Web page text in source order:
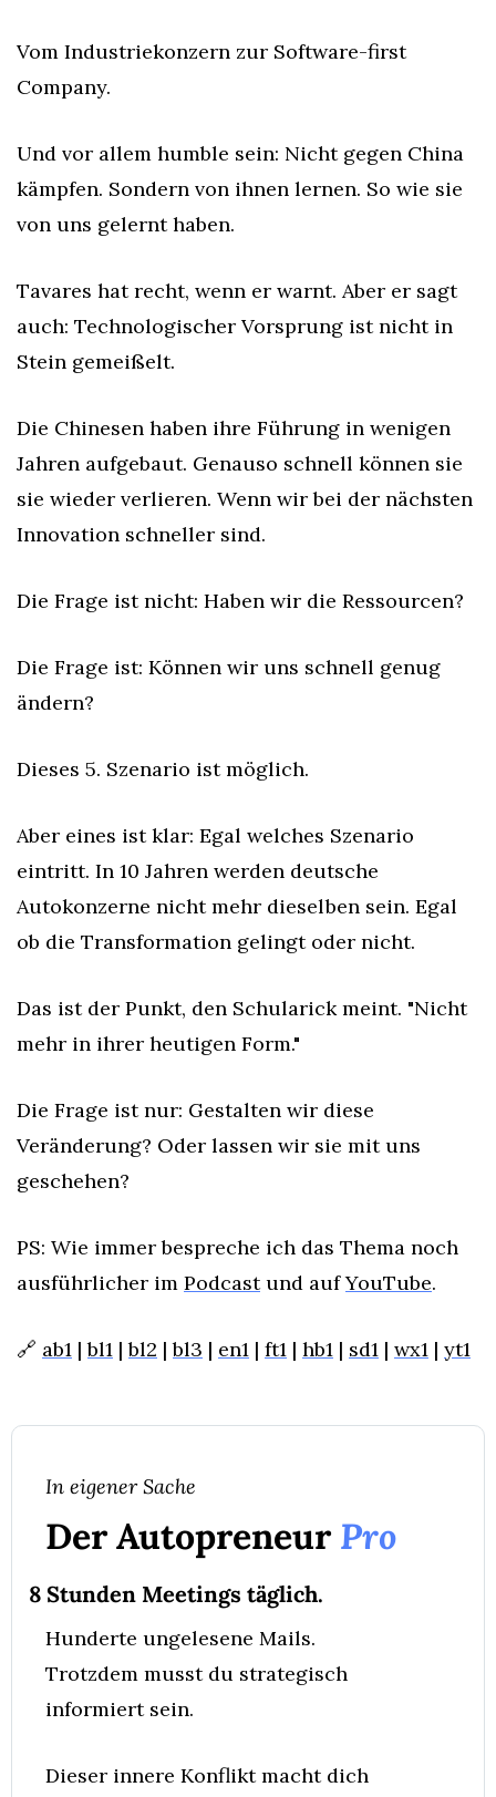
Vom Industriekonzern zur Software-first
Company.
Und vor allem humble sein: Nicht gegen China
kämpfen. Sondern von ihnen lernen. So wie sie
von uns gelernt haben.
Tavares hat recht, wenn er warnt. Aber er sagt
auch: Technologischer Vorsprung ist nicht in
Stein gemeißelt.
Die Chinesen haben ihre Führung in wenigen
Jahren aufgebaut. Genauso schnell können sie
sie wieder verlieren. Wenn wir bei der nächsten
Innovation schneller sind.
Die Frage ist nicht: Haben wir die Ressourcen?
Die Frage ist: Können wir uns schnell genug
ändern?
Dieses 5. Szenario ist möglich.
Aber eines ist klar: Egal welches Szenario
eintritt. In 10 Jahren werden deutsche
Autokonzerne nicht mehr dieselben sein. Egal
ob die Transformation gelingt oder nicht.
Das ist der Punkt, den Schularick meint. "Nicht
mehr in ihrer heutigen Form."
Die Frage ist nur: Gestalten wir diese
Veränderung? Oder lassen wir sie mit uns
geschehen?
PS: Wie immer bespreche ich das Thema noch
ausführlicher im Podcast und auf YouTube.
🔗 ab1 | bl1 | bl2 | bl3 | en1 | ft1 | hb1 | sd1 | wx1 | yt1
In eigener Sache
Der Autopreneur Pro
8 Stunden Meetings täglich.
Hunderte ungelesene Mails.
Trotzdem musst du strategisch
informiert sein.
Dieser innere Konflikt macht dich